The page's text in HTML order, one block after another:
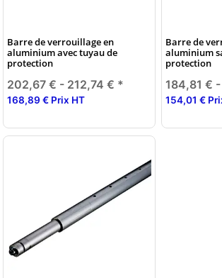
Barre de verrouillage en
aluminium avec tuyau de
protection
202,67 € - 212,74 € *
168,89 € Prix HT
Barre de
aluminium
protection
184,81 € -
154,01 €